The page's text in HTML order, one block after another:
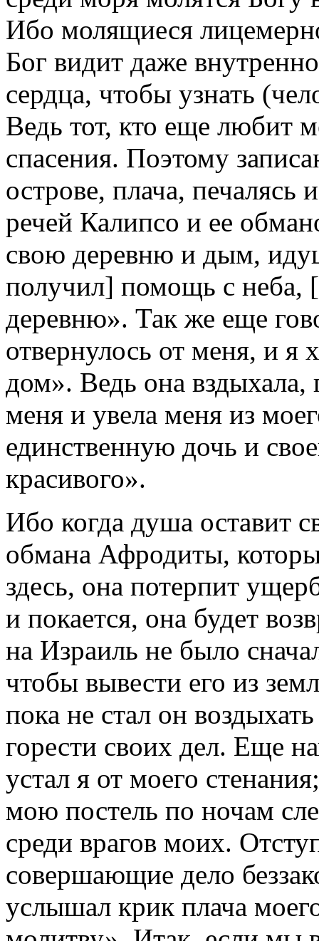
Ибо молящиеся
Бог видит даже
сердца, чтобы узнать
Ведь тот, кто еще любит
спасения. Поэтому
острове, плача, печалясь
речей Калипсо и ее
свою деревню и дым,
получил] помощь с неба,
деревню». Так же еще
отвернулось от меня, и я
дом». Ведь она
меня и увела меня из
единственную дочь и
красивого».
Ибо когда душа оставит
обмана Афродиты,
здесь, она потерпит
и покается, она будет
на Израиль не было
чтобы вывести его из
пока не стал он
горести своих дел. Еще
устал я от моего
мою постель по ночам
среди врагов моих.
совершающие дело
услышал крик плача